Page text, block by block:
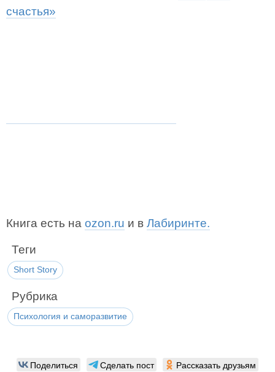
счастья»
Книга есть на ozon.ru и в Лабиринте.
Теги
Short Story
Рубрика
Психология и саморазвитие
Поделиться Сделать пост Рассказать друзьям